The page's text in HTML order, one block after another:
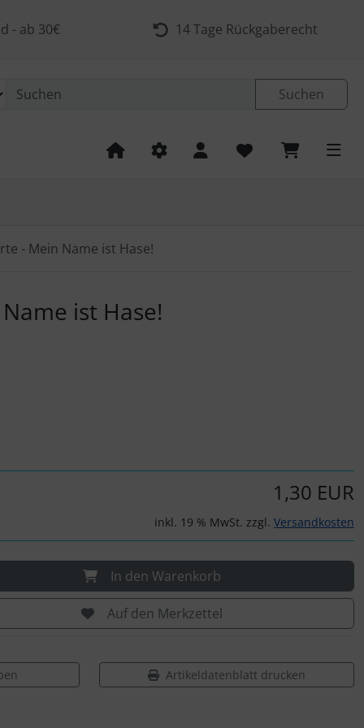
- ab 30€ 14 Tage Rückgaberecht
Suchen
- Mein Name ist Hase!
ist Hase!
1,30 EUR
inkl. 19 % MwSt. zzgl. Versandkosten
In den Warenkorb
Auf den Merkzettel
Artikeldatenblatt drucken